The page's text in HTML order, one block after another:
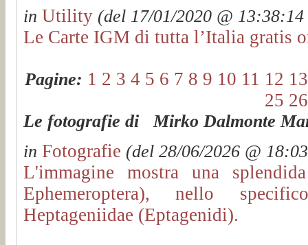
in Utility (del 17/01/2020 @
Le Carte IGM di tutta l’Italia gratis
Pagine: 1 2 3 4 5 6 7 8 9 10 11 12 13
25 26
Le fotografie di Mirko Dalmonte
in Fotografie (del 28/06/2026 @
L'immagine mostra una
Ephemeroptera), nello
Heptageniidae (Eptagenidi).